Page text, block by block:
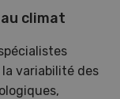
climat
la variabilité des